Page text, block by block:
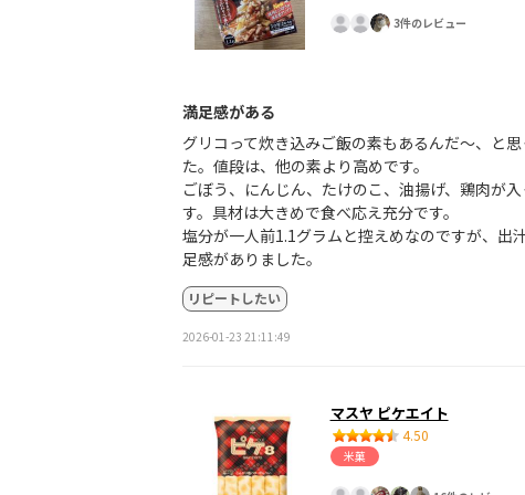
3件のレビュー
満足感がある
グリコって炊き込みご飯の素もあるんだ〜、と
た。値段は、他の素より高めです。
ごぼう、にんじん、たけのこ、油揚げ、鶏肉が
す。具材は大きめで食べ応え充分です。
塩分が一人前1.1グラムと控えめなのですが、出
足感がありました。
リピートしたい
2026-01-23 21:11:49
マスヤ ピケエイト
4.50
米菓